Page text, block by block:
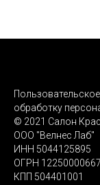
обработку
© 2021 Салон
ООО "Велнес Лаб"
ИНН 5044125895
ОГРН
КПП 504401001